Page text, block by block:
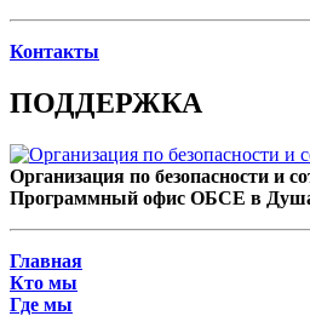
Контакты
ПОДДЕРЖКА
Организация по безопасности и
Программный офис ОБСЕ в
Главная
Кто мы
Где мы